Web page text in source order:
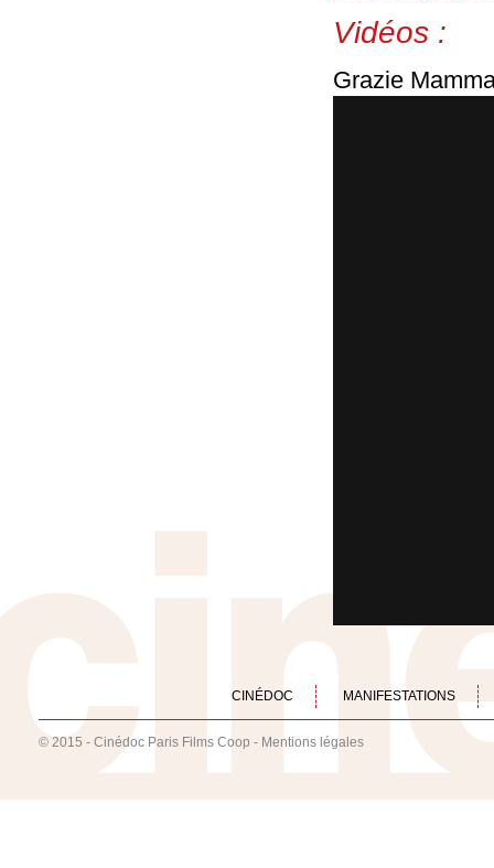
Vidéos :
Grazie
CINÉDOC MANIFESTATIONS
© 2015 - Cinédoc Paris Films Coop - Mentions légales